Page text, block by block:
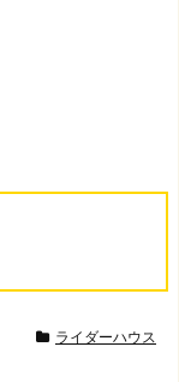
ライダーハウス